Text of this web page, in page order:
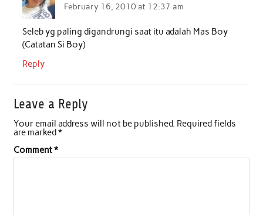
February 16, 2010 at 12:37 am
Seleb yg paling digandrungi saat itu adalah Mas Boy
(Catatan Si Boy)
Reply
Leave a Reply
Your email address will not be published. Required fields
are marked*
Comment*